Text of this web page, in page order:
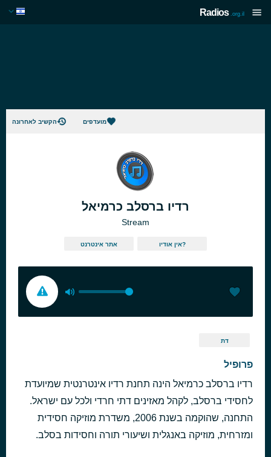
Radios .org.il
מועדפים הקשיב לאחרונה
רדיו ברסלב כרמיאל
Stream
אתר אינטרנט אין אודיו?
דת
פרופיל
רדיו ברסלב כרמיאל הינה תחנת רדיו אינטרנטית שמיועדת
לחסידי ברסלב, לקהל מאזינים דתי חרדי ולכל עם ישראל.
התחנה, שהוקמה בשנת 2006, משדרת מוזיקה חסידית
ומזרחית, מוזיקה באנגלית ושיעורי תורה וחסידות בסלב.